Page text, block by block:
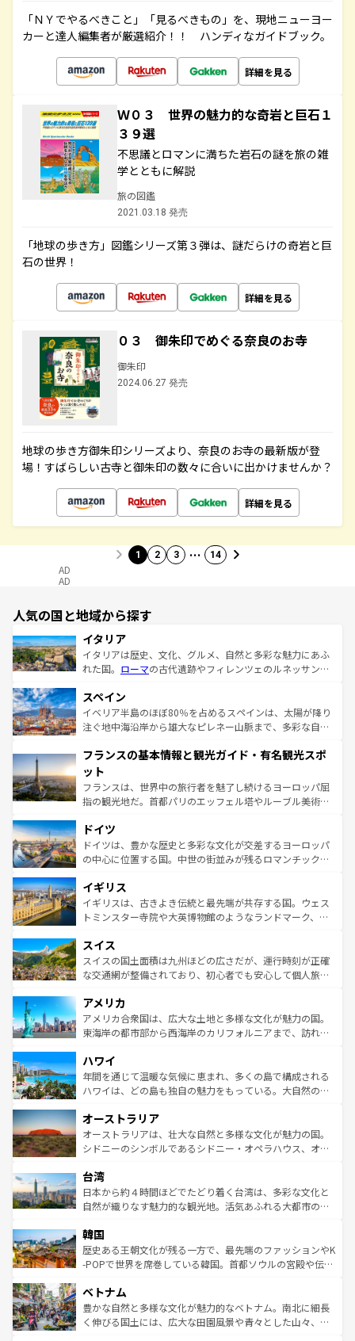
「ＮＹでやるべきこと」「見るべきもの」を、現地ニューヨー
カーと達人編集者が厳選紹介！！ ハンディなガイドブック。
詳細を見る
Ｗ０３ 世界の魅力的な奇岩と巨石１
３９選
不思議とロマンに満ちた岩石の謎を旅の雑
学とともに解説
旅の図鑑
2021.03.18 発売
「地球の歩き方」図鑑シリーズ第３弾は、謎だらけの奇岩と巨
石の世界！
詳細を見る
０３ 御朱印でめぐる奈良のお寺
御朱印
2024.06.27 発売
地球の歩き方御朱印シリーズより、奈良のお寺の最新版が登
場！すばらしい古寺と御朱印の数々に合いに出かけませんか？
詳細を見る
1 2 3 … 14
AD
AD
人気の国と地域から探す
イタリア
イタリアは歴史、文化、グルメ、自然と多彩な魅力にあふ
れた国。 ローマの古代遺跡やフィレンツェのルネッサンス
ろん、トスカーナの美しい田園風景やアマルフィ海岸の絶
景など、自然景観も見逃せない。観光の合間には、本場の
ピザやパスタなど、絶品のイタリア料理を堪能することも
ませてくれるイタリアで、忘れられない旅をしてみよう！
なお、新着のイタリア情報は
しい。
スペイン
イベリア半島のほぼ80％を占めるスペインは、太陽が降り
注ぐ地中海沿岸から雄大なピレネー山脈まで、多彩な自然
文化が根付くこの国では、情熱的なフラメンコ、熱気あふ
れる闘牛、そして美味しいタパスが生活の一部となってい
る。首都マドリードの洗練された雰囲気や、バルセロナの
アートに溢れた街角から、地方では古代ローマ遺跡や中世
せる。地方によって風土や気候が異なるスペインはその個
性で訪れる人を魅了する。 なお、新着のスペイン情報は コ
ンテンツ一覧を参照してほしい。
フランスの基本情報と観光ガイド・有名観光スポ
ット
フランスは、世界中の旅行者を魅了し続けるヨーロッパ屈
指の観光地だ。首都パリのエッフェル塔やルーブル美術館
で、幅広い魅力が詰まっている。華麗な宮殿、歴史的な大
聖堂、美しいビーチ、そして豊かな自然が、訪れる者を心
から魅了する。また、フランスは美食の国としても知ら
いる。シャンパンの発祥地であるランス、プロヴァンスの
香り高いラベンダー畑など、多彩な楽しみ方が可能だ。さ
らに、パリ以外の地域にも魅力が溢れており、どの街角に
れる地方に足を運ぶとそれぞれで全く異なる文化を体験で
きるだろう。 なお、新着のフランス情報はコンテンツ一覧
を参照してほしい。
ドイツ
ドイツは、豊かな歴史と多彩な文化が交差するヨーロッパ
の中心に位置する国。中世の街並みが残るロマンチック街
顔を持つこの国は、どこを歩いても飽きることがない。ベ
ルリンの文化的活気、バイエルン州のアルプスの絶景、そ
してライン川沿いのワイン畑といった風景は必見。ビール
は、お酒好きな人にはぜひ体験してほしい。 なお、新着の
ドイツ情報はコンテンツ一覧を参照してほしい。
イギリス
イギリスは、古きよき伝統と最先端が共存する国。ウェス
トミンスター寺院や大英博物館のようなランドマーク、歴
リアごとに異なる魅力がある。また、優雅なアフタヌーン
ティー、ビール好きにはたまらない英国パブ、サッカー観
戦など、本場だからこそできる体験も豊富。イギリスを旅
ンツ一覧を参照してほしい。
スイス
スイスの国土面積は九州ほどの広さだが、運行時刻が正確
な交通網が整備されており、初心者でも安心して個人旅行
の建物がそのまま残る町や、スイスならではのユニークな
博物館もあり、アルプス観光だけでなく町歩きも満喫する
ことができる。国民の所得が高いため物価も高いが、旅行
ば市内交通費無料で観光を楽しむこともできる。 なお、新
着のスイス情報はコンテンツ一覧 を参照してほしい。
アメリカ
アメリカ合衆国は、広大な土地と多様な文化が魅力の国。
東海岸の都市部から西海岸のカリフォルニアまで、訪れる
のような巨大都市は、観光、ショッピング、エンターテイ
ンメントが詰まった刺激的なスポットだ。一方、アメリカ
西部には大自然が広がり、グランドキャニオンやイエロー
部のニューオーリンズでは、音楽と美食が融合した独特の
文化が魅力。旅行者はアメリカの各地域で異なる魅力を楽
しみながら、その多様性と豊かな歴史を感じることができ
ならではの贅沢な旅のスタイルだ。 なお、新着のアメリカ
情報はコンテンツ一覧を参照してほしい。
ハワイ
年間を通じて温暖な気候に恵まれ、多くの島で構成される
ハワイは、どの島も独自の魅力をもっている。大自然の神
ワイ島は見逃せない。また、定番の観光地といえばオアフ
島だが、静かな自然を求めるならマウイ島やカウアイ島が
おすすめ。エメラルドグリーンに輝く海をはじめ、豊かな
れるおもてなしの心で訪れる人々を迎えてくれるハワイの
人々、おいしいローカルフードやハワイアンミュージッ
ク、伝統的なフラダンスなど、すべてがハワイの魅力を彩
ワイを、存分に味わってほしい。 なお、新着のハワイ情報
はコンテンツ一覧を参照してほしい。
オーストラリア
オーストラリアは、壮大な自然と多様な文化が魅力の国。
シドニーのシンボルであるシドニー・オペラハウス、オー
リアリーフや大陸中央部にそびえるウルル（エアーズロッ
ク）、タスマニアの美しい原生林やケアンズの熱帯雨林な
ど、見どころがたくさん。また、カフェやワイン、オージ
いる。アクティビティも充実しており、サーフィンやダイ
ビング、ハイキングなど、アウトドア好きにはたまらな
い。オーストラリアの多彩な魅力を存分に味わいつくそ
参照してほしい。
台湾
日本から約４時間ほどでたどり着く台湾は、多彩な文化と
自然が織りなす魅力的な観光地。活気あふれる大都市の台
ン）、静ひつな山岳地帯である台湾東部など、都市の喧騒
と山間の静けさが共存しており、訪れる人に新しい発見と
驚きをもたらしてくれる。また、奥深い台湾の食文化も魅
容にもいいと評判のスイーツなど、バラエティ豊かな料理
が味わえる。 なお、新着の台湾情報は コンテンツ一覧を参
照してほしい。
韓国
歴史ある王朝文化が残る一方で、最先端のファッションやK
-POPで世界を席巻している韓国。首都ソウルの宮殿や伝統
き、地方に足を延ばせば四季折々の自然美を楽しむことが
できる。そして、キムチや焼肉、絶品のストリートフード
まで、さまざまな韓国料理が待っている。夜には、韓国な
ベトナム
豊かな自然と多様な文化が魅力的なベトナム。南北に細長
く伸びる国土には、広大な田園風景や青々とした山々、世